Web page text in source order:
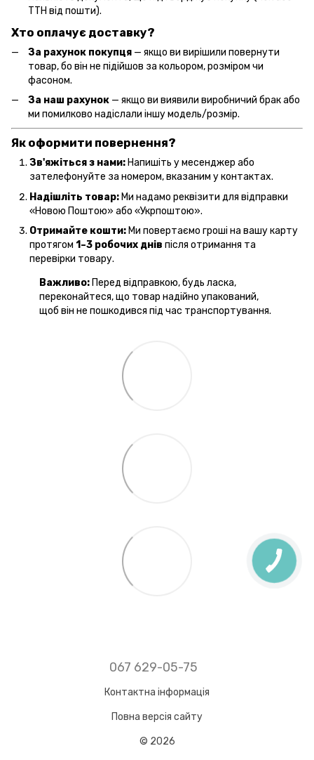
ТТН від пошти).
Хто оплачує доставку?
За рахунок покупця — якщо ви вирішили повернути
товар, бо він не підійшов за кольором, розміром чи
фасоном.
За наш рахунок — якщо ви виявили виробничий брак або
ми помилково надіслали іншу модель/розмір.
Як оформити повернення?
Зв'яжіться з нами: Напишіть у месенджер або
зателефонуйте за номером, вказаним у контактах.
Надішліть товар: Ми надамо реквізити для відправки
«Новою Поштою» або «Укрпоштою».
Отримайте кошти: Ми повертаємо гроші на вашу карту
протягом 1–3 робочих днів після отримання та
перевірки товару.
Важливо: Перед відправкою, будь ласка,
переконайтеся, що товар надійно упакований,
щоб він не пошкодився під час транспортування.
067 629-05-75
Контактна інформація
Повна версія сайту
© 2026